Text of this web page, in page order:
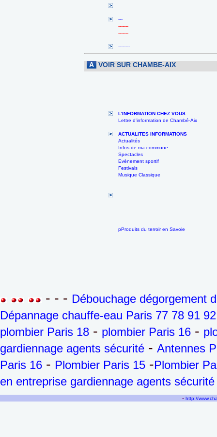
---
-------
-------
--------
A VOIR SUR CHAMBE-AIX
L'INFORMATION CHEZ VOUS
Lettre d'information de Chambé-Aix
ACTUALITES INFORMATIONS
Actualités
Infos de ma commune
Spectacles
Evènement sportif
Festivals
Musique Classique
pProduits du terroir en Savoie
- - - Débouchage dégorgement
Dépannage chauffe-eau Paris 77 78 91
plombier Paris 18 - plombier Paris 16 -
gardiennage agents sécurité - Antennes
Paris 16 - Plombier Paris 15 -Plombier
en entreprise gardiennage agents sécurité
-http://